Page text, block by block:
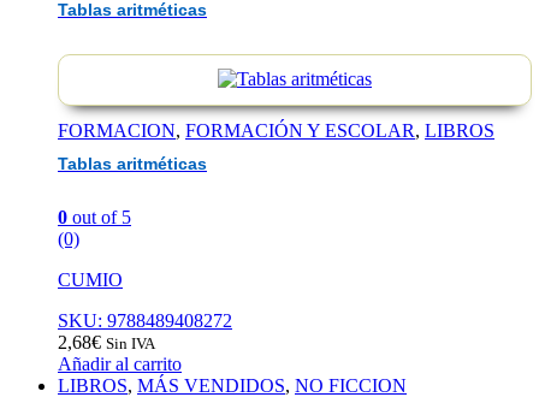
Tablas aritméticas
FORMACION, FORMACIÓN Y ESCOLAR, LIBROS
Tablas aritméticas
0 out of 5
(0)
CUMIO
SKU: 9788489408272
2,68€ Sin IVA
Añadir al carrito
LIBROS, MÁS VENDIDOS, NO FICCION